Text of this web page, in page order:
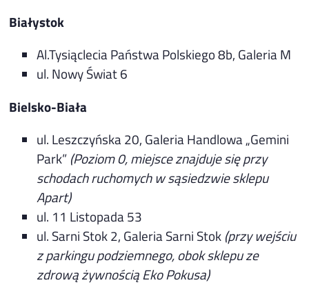
Białystok
Al.Tysiąclecia Państwa Polskiego 8b, Galeria M
ul. Nowy Świat 6
Bielsko-Biała
ul. Leszczyńska 20, Galeria Handlowa „Gemini
Park” (Poziom 0, miejsce znajduje się przy
schodach ruchomych w sąsiedzwie sklepu
Apart)
ul. 11 Listopada 53
ul. Sarni Stok 2, Galeria Sarni Stok (przy wejściu
z parkingu podziemnego, obok sklepu ze
zdrową żywnością Eko Pokusa)